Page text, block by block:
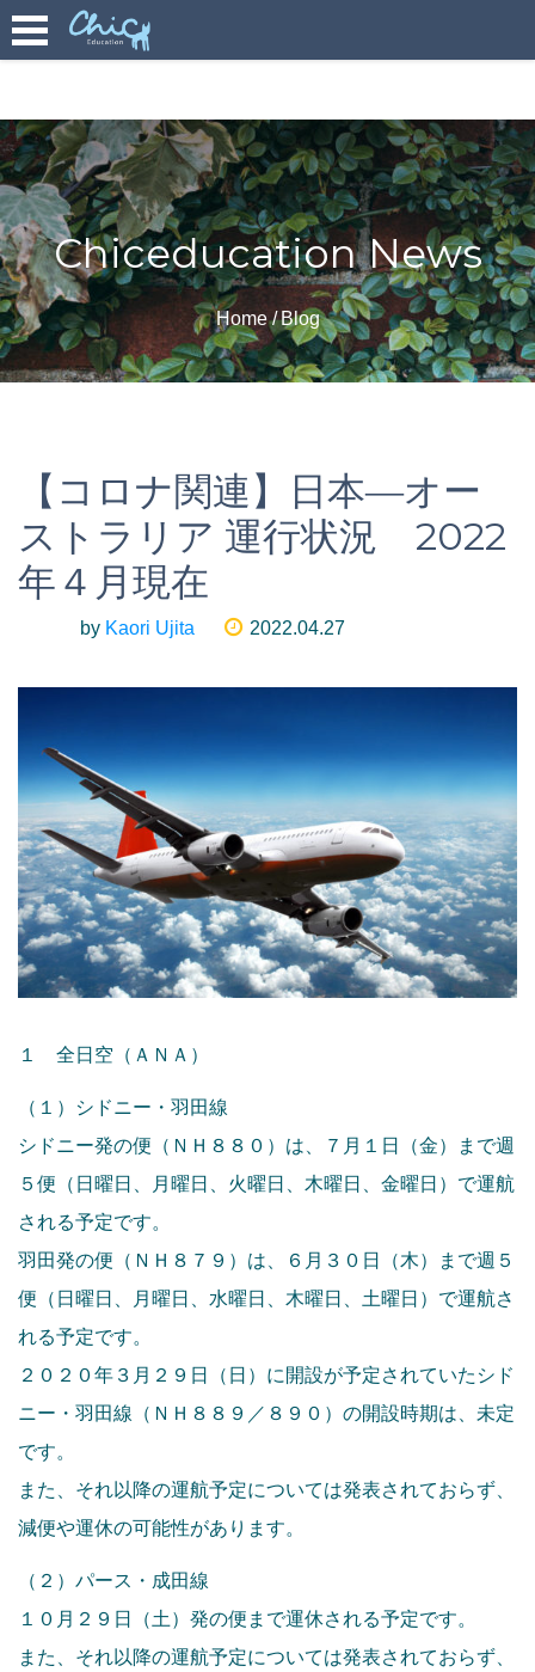
Chiceducation News
Home Blog
【コロナ関連】日本―オー
ストラリア 運行状況 2022
年４月現在
by Kaori Ujita 2022.04.27
１ 全日空（ＡＮＡ）
（１）シドニー・羽田線
シドニー発の便（ＮＨ８８０）は、７月１日（金）まで週
５便（日曜日、月曜日、火曜日、木曜日、金曜日）で運航
される予定です。
羽田発の便（ＮＨ８７９）は、６月３０日（木）まで週５
便（日曜日、月曜日、水曜日、木曜日、土曜日）で運航さ
れる予定です。
２０２０年３月２９日（日）に開設が予定されていたシド
ニー・羽田線（ＮＨ８８９／８９０）の開設時期は、未定
です。
また、それ以降の運航予定については発表されておらず、
減便や運休の可能性があります。
（２）パース・成田線
１０月２９日（土）発の便まで運休される予定です。
また、それ以降の運航予定については発表されておらず、